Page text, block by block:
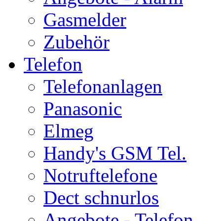
Gasmelder
Zubehör
Telefon
Telefonanlagen
Panasonic
Elmeg
Handy's GSM Tel.
Notruftelefone
Dect schnurlos